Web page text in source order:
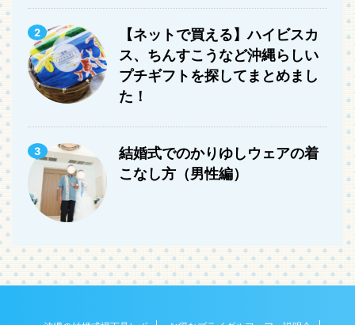
2
【ネットで買える】ハイビスカ
ス、ちんすこうなど沖縄らしい
プチギフトを探してまとめまし
た！
3
結婚式でのかりゆしウェアの着
こなし方（男性編）